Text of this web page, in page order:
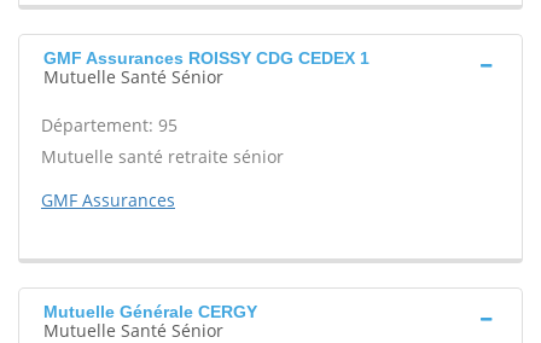
GMF Assurances ROISSY CDG CEDEX 1
Mutuelle Santé Sénior
Département: 95
Mutuelle santé retraite sénior
GMF Assurances
Mutuelle Générale CERGY
Mutuelle Santé Sénior